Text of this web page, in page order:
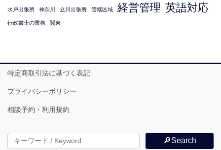
水戸出張所 神奈川 立川出張所 管轄区域 経営管理 英語対応
行政書士の業務 関東
特定商取引法に基づく表記
プライバシーポリシー
相談予約・利用規約
🔎Search